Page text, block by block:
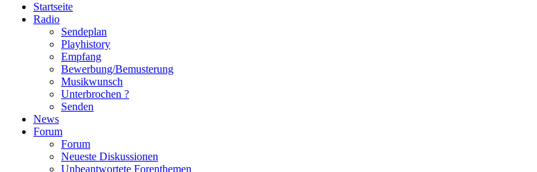
Startseite
Radio
Sendeplan
Playhistory
Empfang
Bewerbung/Bemusterung
Musikwunsch
Unterbrochen ?
Senden
News
Forum
Forum
Neueste Diskussionen
Unbeantwortete Forenthemen